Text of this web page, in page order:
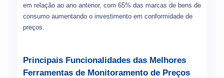
em relação ao ano anterior, com 65% das marcas de bens de
consumo aumentando o investimento em conformidade de
preços.
Principais Funcionalidades das Melhores
Ferramentas de Monitoramento de Preços